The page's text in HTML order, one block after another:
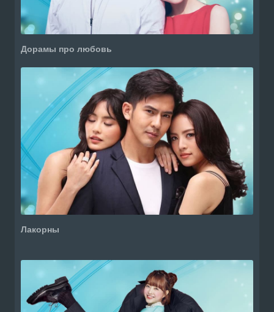
Дорамы про любовь
Лакорны